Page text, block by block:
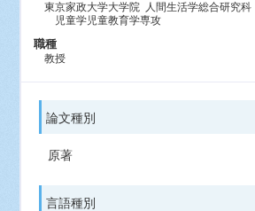
東京家政大学大学院 人間生活学総合研究科
児童学児童教育学専攻
職種
教授
論文種別
原著
言語種別